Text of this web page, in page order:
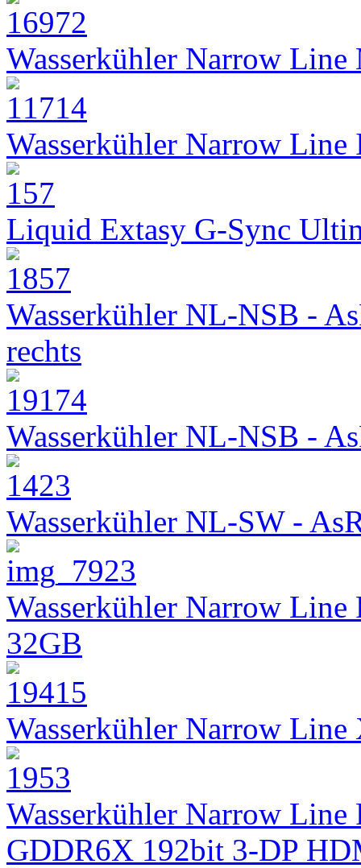
Wasserkühler Narrow
Wasserkühler Narrow
Liquid Extasy G-Sync
Wasserkühler NL-NSB -
rechts
Wasserkühler NL-NSB -
Wasserkühler NL-SW -
Wasserkühler Narrow
32GB
Wasserkühler Narrow
Wasserkühler Narrow Line
GDDR6X 192bit 3-DP